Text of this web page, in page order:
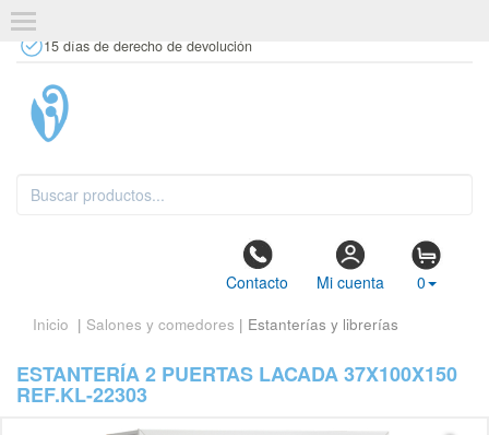
15 días de derecho de devolución
Contacto Mi cuenta 0
Inicio | Salones y comedores | Estanterías y librerías
ESTANTERÍA 2 PUERTAS LACADA 37X100X150
REF.KL-22303